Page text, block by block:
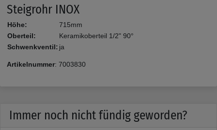
Steigrohr INOX
Höhe:
715mm
Oberteil:
Keramikoberteil 1/2" 90°
Schwenkventil: ja
Artikelnummer: 7003830
Immer noch nicht fündig geworden?